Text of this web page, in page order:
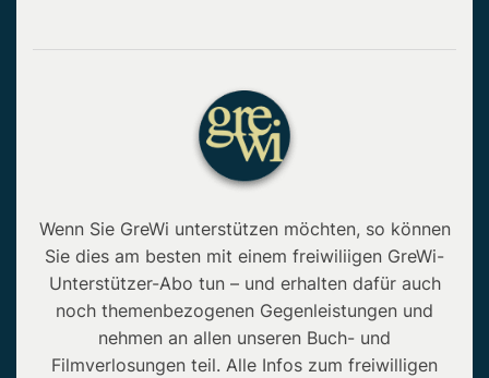
Wenn Sie GreWi unterstützen möchten, so können
Sie dies am besten mit einem freiwiliigen GreWi-
Unterstützer-Abo tun – und erhalten dafür auch
noch themenbezogenen Gegenleistungen und
nehmen an allen unseren Buch- und
Filmverlosungen teil. Alle Infos zum freiwilligen